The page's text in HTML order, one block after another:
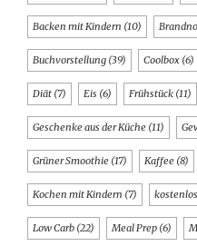
Backen mit Kindern (10)
Buchvorstellung (39) Coolbox (6)
Diät (7) Eis (6) Frühstück (11)
Geschenke aus der Küche (11)
Grüner Smoothie (17) Kaffee (8)
Kochen mit Kindern (7) kostenlos
Low Carb (22) Meal Prep (6)